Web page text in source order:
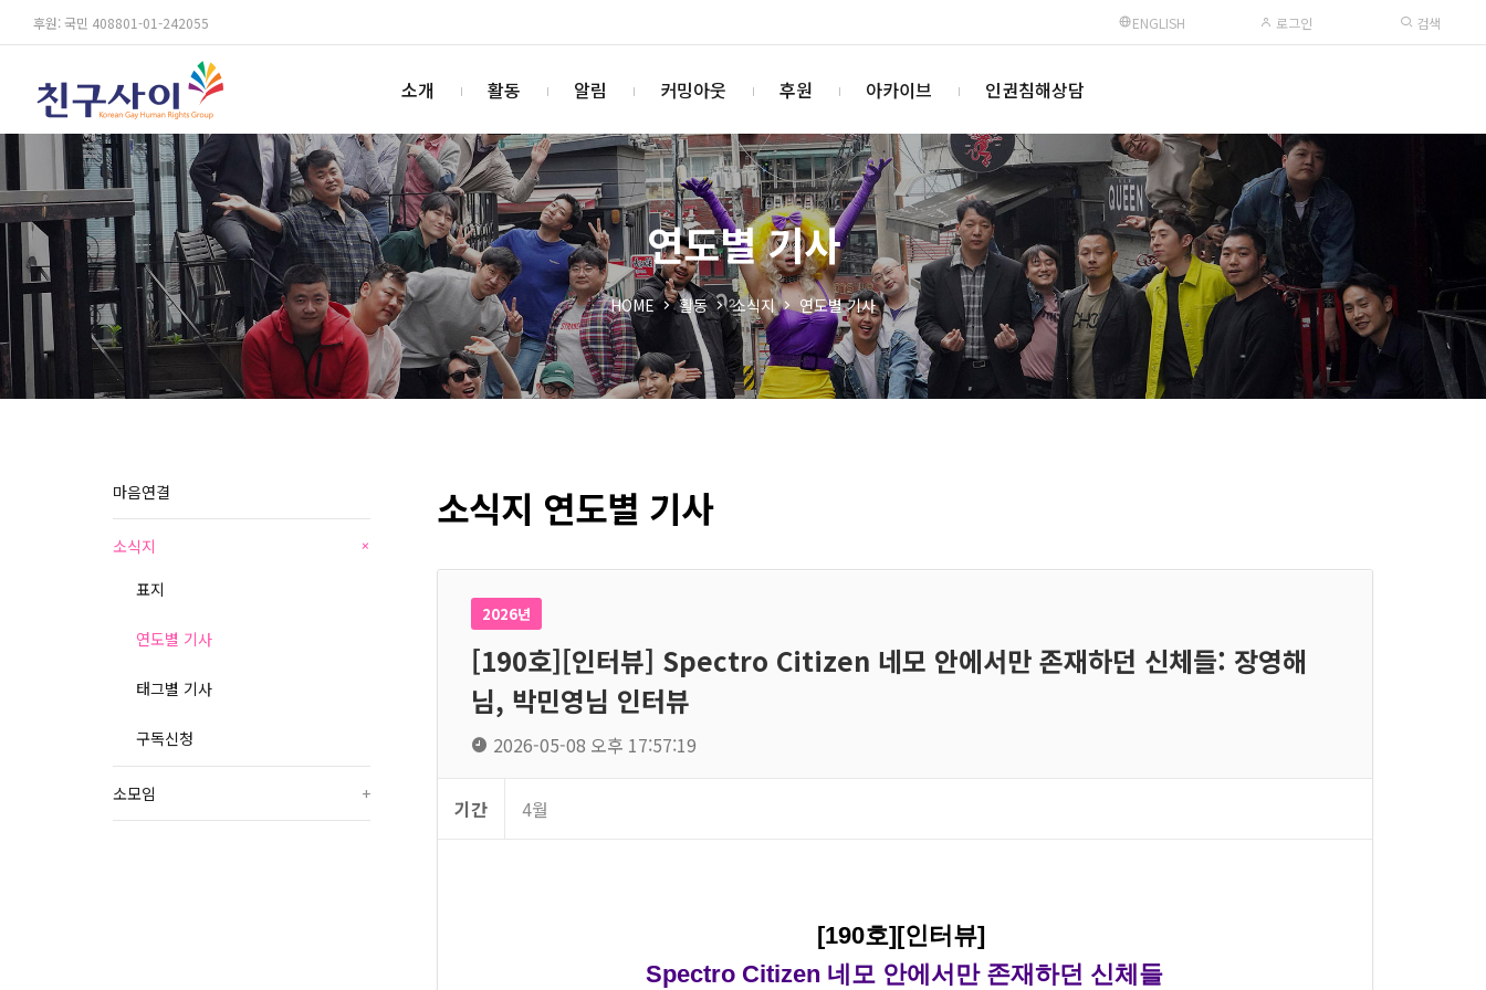
후원: 국민 408801-01-242055 ENGLISH 로그인 검색
소개 활동 알림 커밍아웃 후원 아카이브 인권침해상담
연도별 기사
HOME 활동 소식지 연도별 기사
마음연결
소식지 +
표지
연도별 기사
태그별 기사
구독신청
소모임 +
소식지 연도별 기사
2026년
[190호][인터뷰] Spectro Citizen 네모 안에서만 존재하던 신체들: 장영해
님, 박민영님 인터뷰
2026-05-08 오후 17:57:19
기간 4월
[190호][인터뷰]
Spectro Citizen 네모 안에서만 존재하던 신체들